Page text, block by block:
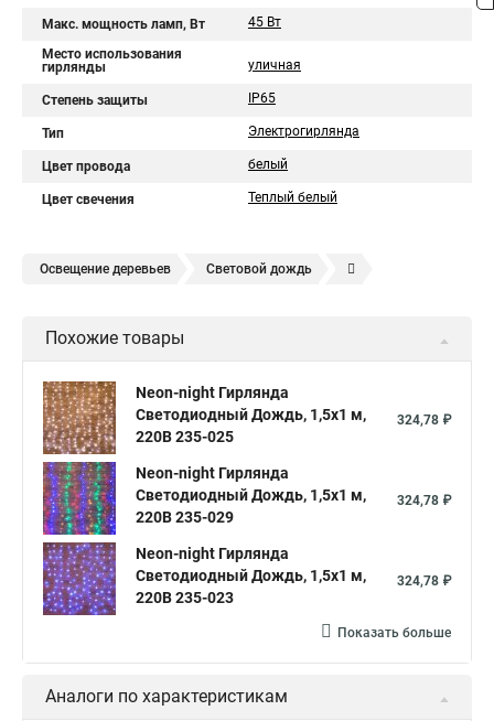
Макс. мощность ламп, Вт 45 Вт
Место использования
гирлянды
уличная
Степень защиты IP65
Тип Электрогирлянда
Цвет провода белый
Цвет свечения Теплый белый
Освещение деревьев Световой дождь
Похожие товары
Neon-night Гирлянда
Светодиодный Дождь, 1,5х1 м,
220В 235-025
324,78 ₽
Neon-night Гирлянда
Светодиодный Дождь, 1,5х1 м,
220В 235-029
324,78 ₽
Neon-night Гирлянда
Светодиодный Дождь, 1,5х1 м,
220В 235-023
324,78 ₽
Показать больше
Аналоги по характеристикам